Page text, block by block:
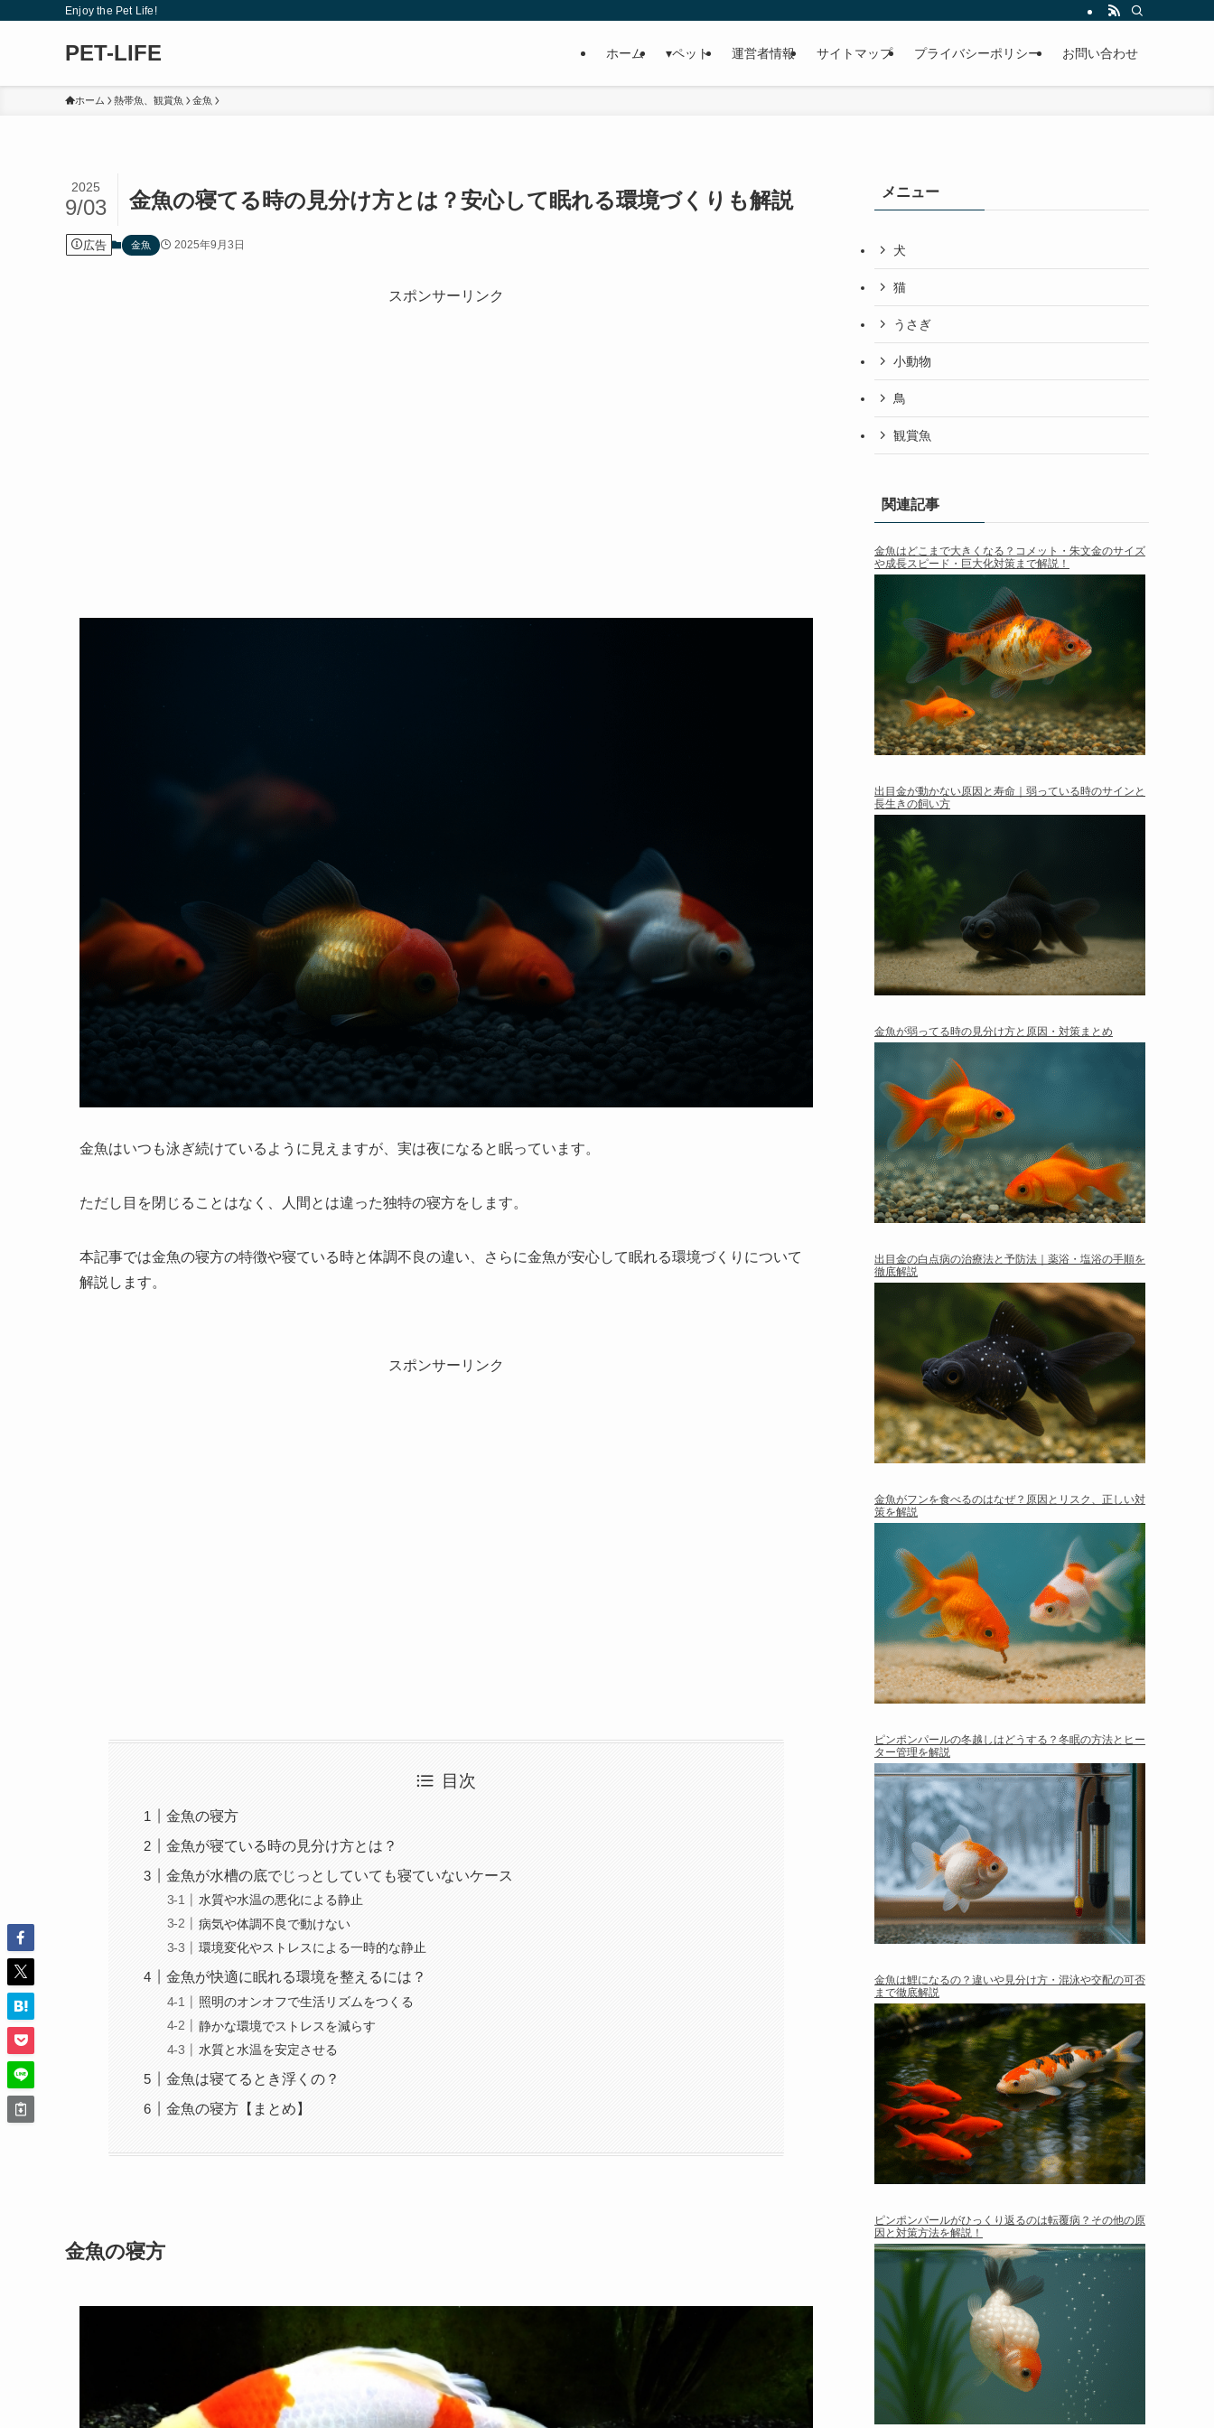
Enjoy the Pet Life!
PET-LIFE ホーム ▾ペット 運営者情報 サイトマップ プライバシーポリシー お問い合わせ
ホーム 熱帯魚、観賞魚 金魚
金魚の寝てる時の見分け方とは？安心して眠れる環境づくりも解説
2025
9/03
広告 金魚 2025年9月3日
スポンサーリンク
金魚はいつも泳ぎ続けているように見えますが、実は夜になると眠っています。
ただし目を閉じることはなく、人間とは違った独特の寝方をします。
本記事では金魚の寝方の特徴や寝ている時と体調不良の違い、さらに金魚が安心して眠れる環境づくりについて
解説します。
スポンサーリンク
目次
金魚の寝方
金魚が寝ている時の見分け方とは？
金魚が水槽の底でじっとしていても寝ていないケース
水質や水温の悪化による静止
病気や体調不良で動けない
環境変化やストレスによる一時的な静止
金魚が快適に眠れる環境を整えるには？
照明のオンオフで生活リズムをつくる
静かな環境でストレスを減らす
水質と水温を安定させる
金魚は寝てるとき浮くの？
金魚の寝方【まとめ】
金魚の寝方
メニュー
犬
猫
うさぎ
小動物
鳥
観賞魚
関連記事
金魚はどこまで大きくなる？コメット・朱文金のサイズ
や成長スピード・巨大化対策まで解説！
出目金が動かない原因と寿命｜弱っている時のサインと
長生きの飼い方
金魚が弱ってる時の見分け方と原因・対策まとめ
出目金の白点病の治療法と予防法｜薬浴・塩浴の手順を
徹底解説
金魚がフンを食べるのはなぜ？原因とリスク、正しい対
策を解説
ピンポンパールの冬越しはどうする？冬眠の方法とヒー
ター管理を解説
金魚は鯉になるの？違いや見分け方・混泳や交配の可否
まで徹底解説
ピンポンパールがひっくり返るのは転覆病？その他の原
因と対策方法を解説！